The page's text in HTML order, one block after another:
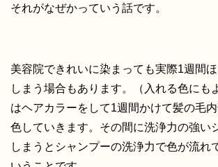
それがなぜかっていう話です。
美容院できれいに染まっても実際1週間
しまう場合もあります。（入れる色にも
はヘアカラーをして1週間かけて髪の毛
色していきます。その間に洗浄力の強い
しまうとシャンプーの洗浄力で色が流れ